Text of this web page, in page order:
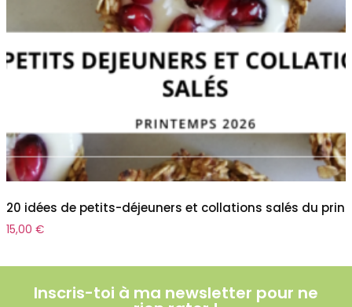
20 idées de petits-déjeuners et collations salés du
15,00 €
Inscris-toi à ma newsletter pour ne